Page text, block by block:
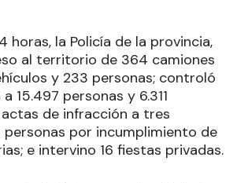
horas, la Policía de la provincia,
al territorio de 364 camiones
y 233 personas; controló
15.497 personas y 6.311
de infracción a tres
por incumplimiento de
e intervino 16 fiestas privadas.